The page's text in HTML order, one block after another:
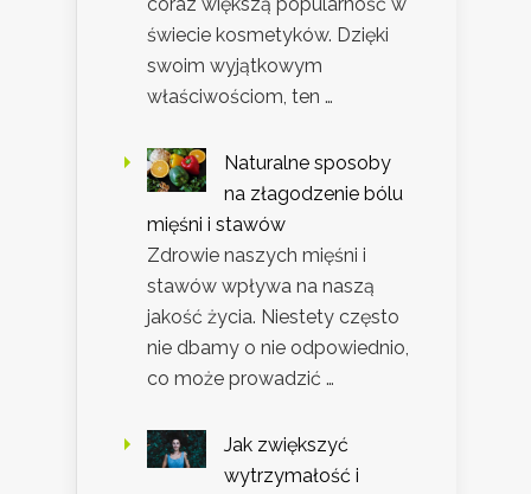
świecie kosmetyków. Dzięki
swoim wyjątkowym
właściwościom, ten …
Naturalne sposoby
na złagodzenie bólu
mięśni i stawów
Zdrowie naszych mięśni i
stawów wpływa na naszą
jakość życia. Niestety często
nie dbamy o nie odpowiednio,
co może prowadzić …
Jak zwiększyć
wytrzymałość i